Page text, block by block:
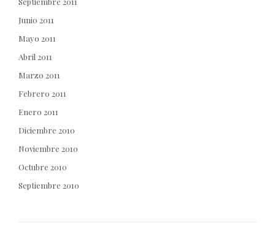
Junio 2011
Mayo 2011
Abril 2011
Marzo 2011
Febrero 2011
Enero 2011
Diciembre 2010
Noviembre 2010
Octubre 2010
Septiembre 2010